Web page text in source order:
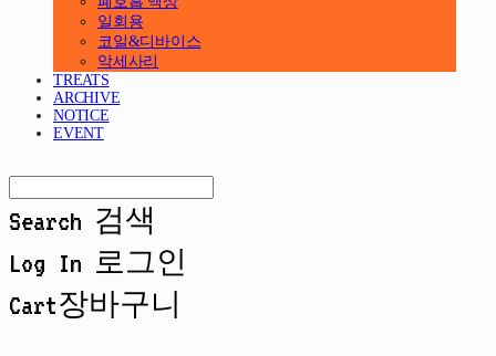
일회용
코일&디바이스
악세사리
TREATS
ARCHIVE
NOTICE
EVENT
Search 검색
Log In 로그인
Cart장바구니